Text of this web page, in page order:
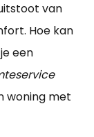
van
Hoe kan
een
woning met